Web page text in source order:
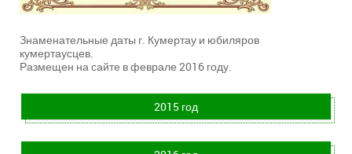
Знаменательные даты г. Кумертау и юбиляров
кумертаусцев.
Размещен на сайте в феврале 2016 году.
2015 год